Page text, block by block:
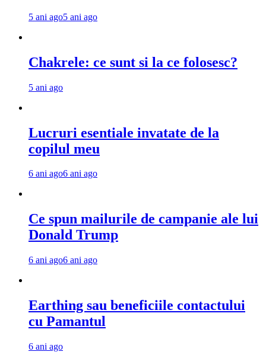
5 ani ago5 ani ago
Chakrele: ce sunt si la ce folosesc?
5 ani ago
Lucruri esentiale invatate de la
copilul meu
6 ani ago6 ani ago
Ce spun mailurile de campanie ale lui
Donald Trump
6 ani ago6 ani ago
Earthing sau beneficiile contactului
cu Pamantul
6 ani ago